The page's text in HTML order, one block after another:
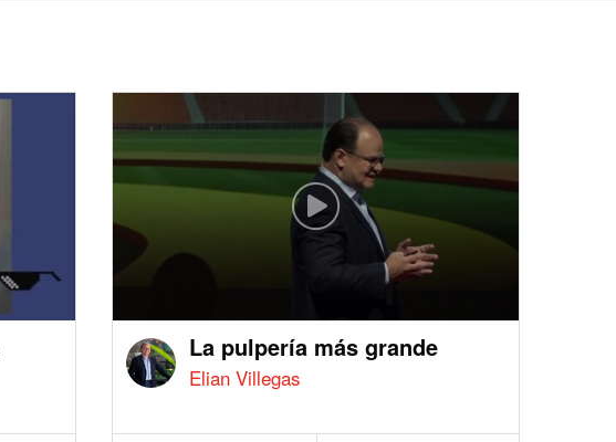
La pulpería más grande
Elian Villegas